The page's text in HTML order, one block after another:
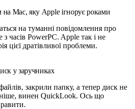
Mac, яку Apple ігнорує роками
на туманні повідомлення про
часів PowerPC. Apple так і не
цієї дратівливої проблеми.
у заручниках
закрили папку, а тепер диск не
винен QuickLook. Ось що